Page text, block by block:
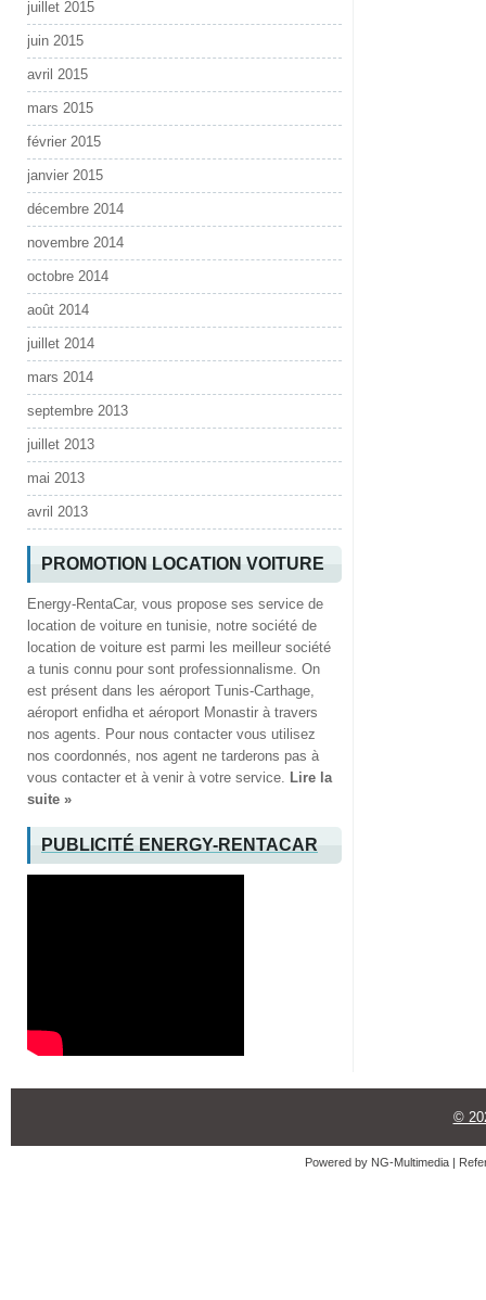
juillet 2015
juin 2015
avril 2015
mars 2015
février 2015
janvier 2015
décembre 2014
novembre 2014
octobre 2014
août 2014
juillet 2014
mars 2014
septembre 2013
juillet 2013
mai 2013
avril 2013
PROMOTION LOCATION VOITURE
Energy-RentaCar, vous propose ses service de
location de voiture en tunisie, notre société de
location de voiture est parmi les meilleur société
a tunis connu pour sont professionnalisme. On
est présent dans les aéroport Tunis-Carthage,
aéroport enfidha et aéroport Monastir à travers
nos agents. Pour nous contacter vous utilisez
nos coordonnés, nos agent ne tarderons pas à
vous contacter et à venir à votre service. Lire la
suite »
PUBLICITÉ ENERGY-RENTACAR
©
Powered by NG-Multimedia|